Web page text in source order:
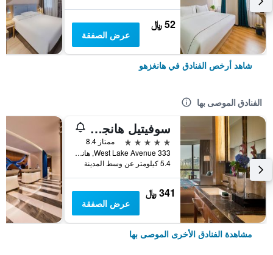
52 ﷼
عرض الصفقة
شاهد أرخص الفنادق في هانغزهو
الفنادق الموصى بها
سوفيتيل هانجزو ويستليك
5 نجوم
ممتاز 8.4
333 West Lake Avenue, هانغزهو, الصين
5.4 كيلومتر عن وسط المدينة
341 ﷼
عرض الصفقة
مشاهدة الفنادق الأخرى الموصى بها